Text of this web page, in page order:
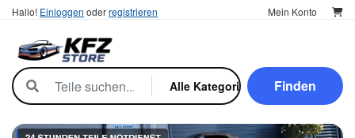
Hallo! Einloggen oderregistrieren Mein Konto
Finden